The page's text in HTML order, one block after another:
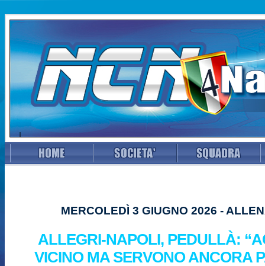
MERCOLEDÌ 3 GIUGNO 2026 -
ALLEGRI-NAPOLI, PEDULLÀ:
VICINO MA SERVONO ANCORA